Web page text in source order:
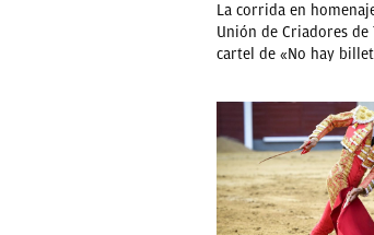
La corrida en
Unión de Criadores de
cartel de «No hay